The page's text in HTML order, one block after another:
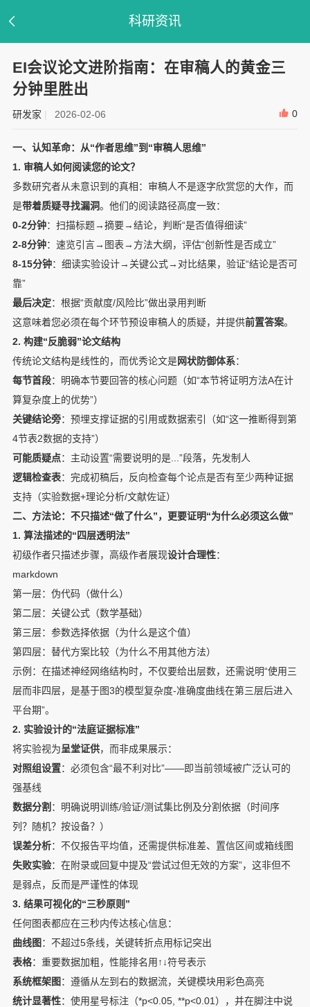
科研资讯
EI会议论文进阶指南：在审稿人的黄金三
分钟里胜出
研发家 | 2026-02-06 0
一、认知革命：从“作者思维”到“审稿人思维”
1. 审稿人如何阅读您的论文？
多数研究者从未意识到的真相：审稿人不是逐字欣赏您的大作，而
是带着质疑寻找漏洞。他们的阅读路径高度一致：
0-2分钟：扫描标题→摘要→结论，判断“是否值得细读”
2-8分钟：速览引言→图表→方法大纲，评估“创新性是否成立”
8-15分钟：细读实验设计→关键公式→对比结果，验证“结论是否可
靠”
最后决定：根据“贡献度/风险比”做出录用判断
这意味着您必须在每个环节预设审稿人的质疑，并提供前置答案。
2. 构建“反脆弱”论文结构
传统论文结构是线性的，而优秀论文是网状防御体系：
每节首段：明确本节要回答的核心问题（如“本节将证明方法A在计
算复杂度上的优势”）
关键结论旁：预埋支撑证据的引用或数据索引（如“这一推断得到第
4节表2数据的支持”）
可能质疑点：主动设置“需要说明的是...”段落，先发制人
逻辑检查表：完成初稿后，反向检查每个论点是否有至少两种证据
支持（实验数据+理论分析/文献佐证）
二、方法论：不只描述“做了什么”，更要证明“为什么必须这么做”
1. 算法描述的“四层透明法”
初级作者只描述步骤，高级作者展现设计合理性：
markdown
第一层：伪代码（做什么）
第二层：关键公式（数学基础）
第三层：参数选择依据（为什么是这个值）
第四层：替代方案比较（为什么不用其他方法）
示例：在描述神经网络结构时，不仅要给出层数，还需说明“使用三
层而非四层，是基于图3的模型复杂度-准确度曲线在第三层后进入
平台期”。
2. 实验设计的“法庭证据标准”
将实验视为呈堂证供，而非成果展示：
对照组设置：必须包含“最不利对比”——即当前领域被广泛认可的
强基线
数据分割 ：明确说明训练/验证/测试集比例及分割依据（时间序
列？随机？按设备？）
误差分析：不仅报告平均值，还需提供标准差、置信区间或箱线图
失败实验：在附录或回复中提及“尝试过但无效的方案”，这非但不
是弱点，反而是严谨性的体现
3. 结果可视化的“三秒原则”
任何图表都应在三秒内传达核心信息：
曲线图：不超过5条线，关键转折点用标记突出
表格：重要数据加粗，性能排名用↑↓符号表示
系统框架图：遵循从左到右的数据流，关键模块用彩色高亮
统计显著性：使用星号标注（*p<0.05, **p<0.01），并在脚注中说